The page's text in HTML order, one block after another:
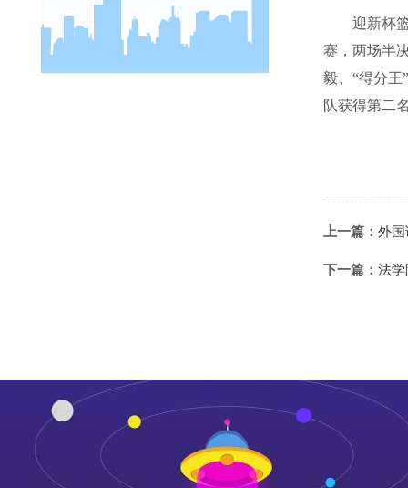
迎新杯
赛，两场半
毅、“得分
队获得第二
上一篇： 外
下一篇： 法